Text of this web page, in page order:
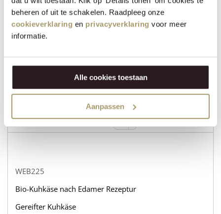
beheren of uit te schakelen. Raadpleeg onze
cookieverklaring en privacyverklaring voor meer
informatie.
Alle cookies toestaan
Aanpassen
WEB232
Gereifter Ziegenkäse
+
−
KAUFEN
WEB225
Bio-Kuhkäse nach Edamer Rezeptur
Gereifter Kuhkäse